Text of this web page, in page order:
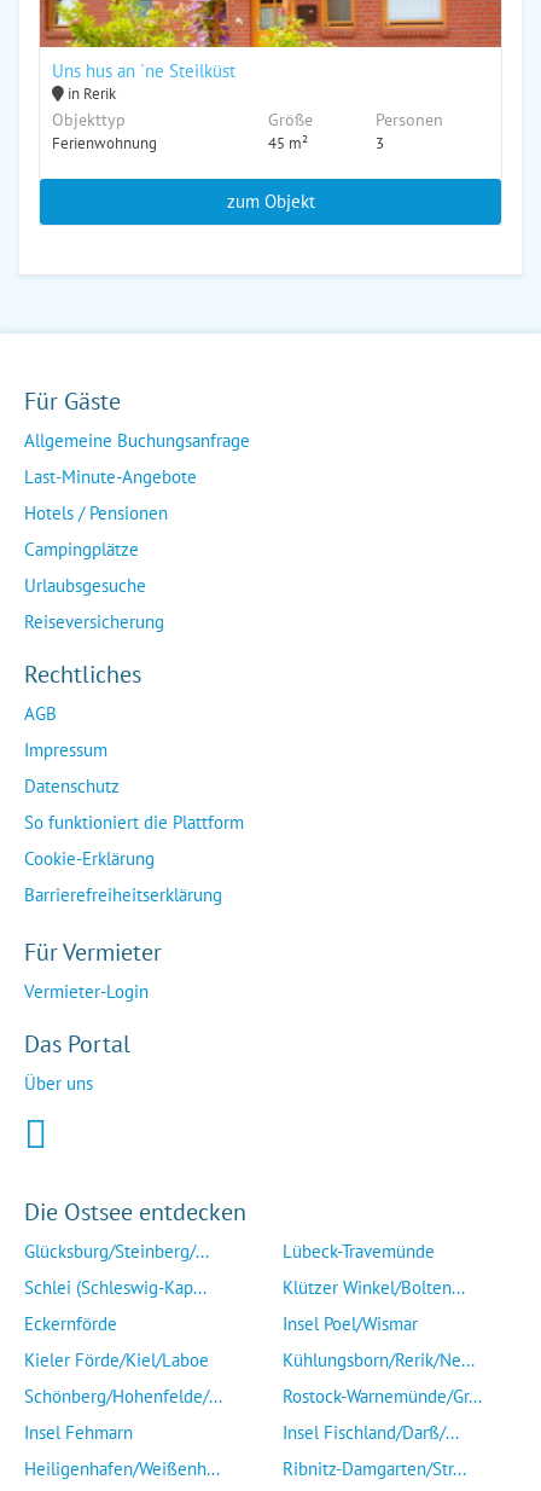
Uns hus an ´ne Steilküst
in Rerik
Objekttyp
Ferienwohnung
Größe
45 m²
Personen
3
zum Objekt
Für Gäste
Allgemeine Buchungsanfrage
Last-Minute-Angebote
Hotels / Pensionen
Campingplätze
Urlaubsgesuche
Reiseversicherung
Rechtliches
AGB
Impressum
Datenschutz
So funktioniert die Plattform
Cookie-Erklärung
Barrierefreiheitserklärung
Für Vermieter
Vermieter-Login
Das Portal
Über uns
Die Ostsee entdecken
Glücksburg/Steinberg/...
Schlei (Schleswig-Kap...
Eckernförde
Kieler Förde/Kiel/Laboe
Schönberg/Hohenfelde/...
Insel Fehmarn
Heiligenhafen/Weißenh...
Lübeck-Travemünde
Klützer Winkel/Bolten...
Insel Poel/Wismar
Kühlungsborn/Rerik/Ne...
Rostock-Warnemünde/Gr...
Insel Fischland/Darß/...
Ribnitz-Damgarten/Str...